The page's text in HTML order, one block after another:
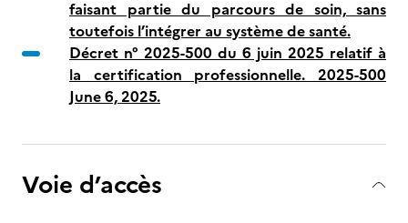
faisant partie du parcours de soin, sans
toutefois l’intégrer au système de santé.
Décret n° 2025-500 du 6 juin 2025 relatif à
la certification professionnelle. 2025-500
June 6, 2025.
Voie d’accès